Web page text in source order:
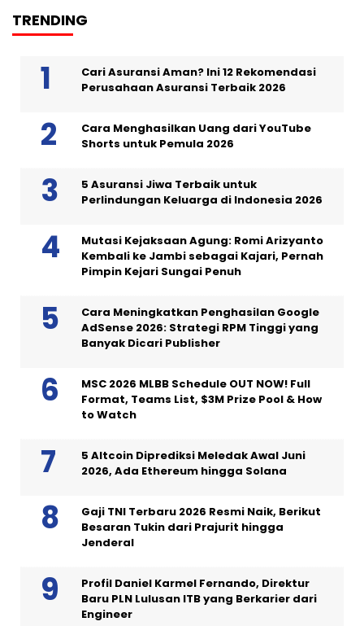
TRENDING
Cari Asuransi Aman? Ini 12 Rekomendasi
Perusahaan Asuransi Terbaik 2026
Cara Menghasilkan Uang dari YouTube
Shorts untuk Pemula 2026
5 Asuransi Jiwa Terbaik untuk
Perlindungan Keluarga di Indonesia 2026
Mutasi Kejaksaan Agung: Romi Arizyanto
Kembali ke Jambi sebagai Kajari, Pernah
Pimpin Kejari Sungai Penuh
Cara Meningkatkan Penghasilan Google
AdSense 2026: Strategi RPM Tinggi yang
Banyak Dicari Publisher
MSC 2026 MLBB Schedule OUT NOW! Full
Format, Teams List, $3M Prize Pool & How
to Watch
5 Altcoin Diprediksi Meledak Awal Juni
2026, Ada Ethereum hingga Solana
Gaji TNI Terbaru 2026 Resmi Naik, Berikut
Besaran Tukin dari Prajurit hingga
Jenderal
Profil Daniel Karmel Fernando, Direktur
Baru PLN Lulusan ITB yang Berkarier dari
Engineer